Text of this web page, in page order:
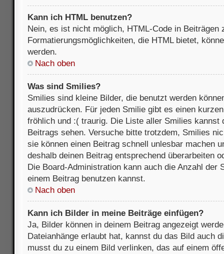
Kann ich HTML benutzen?
Nein, es ist nicht möglich, HTML-Code in Beiträgen
Formatierungsmöglichkeiten, die HTML bietet,
werden.
Nach oben
Was sind Smilies?
Smilies sind kleine Bilder, die benutzt werden
auszudrücken. Für jeden Smilie gibt es einen
fröhlich und :( traurig. Die Liste aller Smilies kannst
Beitrags sehen. Versuche bitte trotzdem, Smilies
sie können einen Beitrag schnell unlesbar machen
deshalb deinen Beitrag entsprechend überarbeiten
Die Board-Administration kann auch die Anzahl der
einem Beitrag benutzen kannst.
Nach oben
Kann ich Bilder in meine Beiträge einfügen?
Ja, Bilder können in deinem Beitrag angezeigt
Dateianhänge erlaubt hat, kannst du das Bild auch
musst du zu einem Bild verlinken, das auf einem